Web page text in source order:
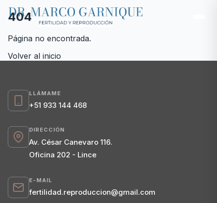
404
Página no encontrada.
Volver al inicio
LLÁMAME
+51 933 144 468
DIRECCIÓN
Av. César Canevaro 116.
Oficina 202 - Lince
E-MAIL
fertilidad.reproduccion@gmail.com